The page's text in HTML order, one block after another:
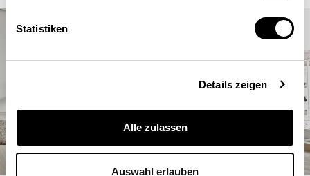
Statistiken
Details zeigen
Alle zulassen
Auswahl erlauben